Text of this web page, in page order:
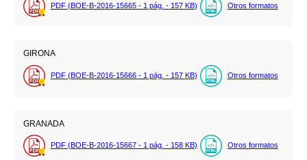
PDF (BOE-B-2016-15665 - 1 pág. - 157 KB) Otros formatos
GIRONA
PDF (BOE-B-2016-15666 - 1 pág. - 157 KB) Otros formatos
GRANADA
PDF (BOE-B-2016-15667 - 1 pág. - 158 KB) Otros formatos